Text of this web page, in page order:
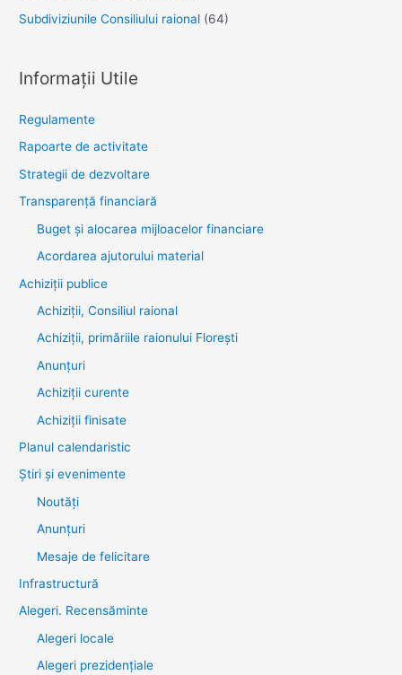
Subdiviziunile Consiliului raional (64)
Informații Utile
Regulamente
Rapoarte de activitate
Strategii de dezvoltare
Transparenţă financiară
Buget și alocarea mijloacelor financiare
Acordarea ajutorului material
Achiziţii publice
Achiziții, Consiliul raional
Achiziții, primăriile raionului Florești
Anunțuri
Achiziții curente
Achiziții finisate
Planul calendaristic
Știri şi evenimente
Noutăţi
Anunţuri
Mesaje de felicitare
Infrastructură
Alegeri. Recensăminte
Alegeri locale
Alegeri prezidențiale